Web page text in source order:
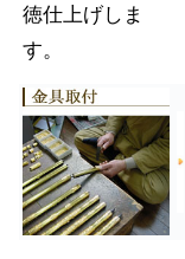
徳仕上げしま
す。